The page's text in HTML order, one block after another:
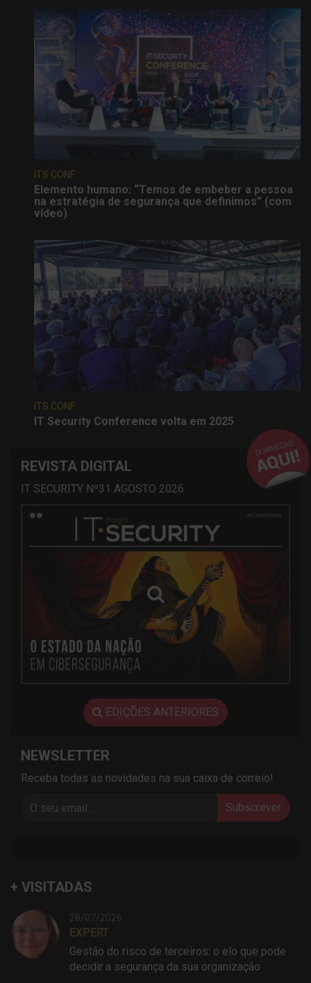
ITS CONF
Elemento humano: “Temos de embeber a pessoa
na estratégia de segurança que definimos” (com
vídeo)
ITS CONF
IT Security Conference volta em 2025
REVISTA DIGITAL
IT SECURITY Nº31 AGOSTO 2026
EDIÇÕES ANTERIORES
NEWSLETTER
Receba todas as novidades na sua caixa de correio!
Subscrever
+ VISITADAS
28/07/2026
EXPERT
Gestão do risco de terceiros: o elo que pode
decidir a segurança da sua organização